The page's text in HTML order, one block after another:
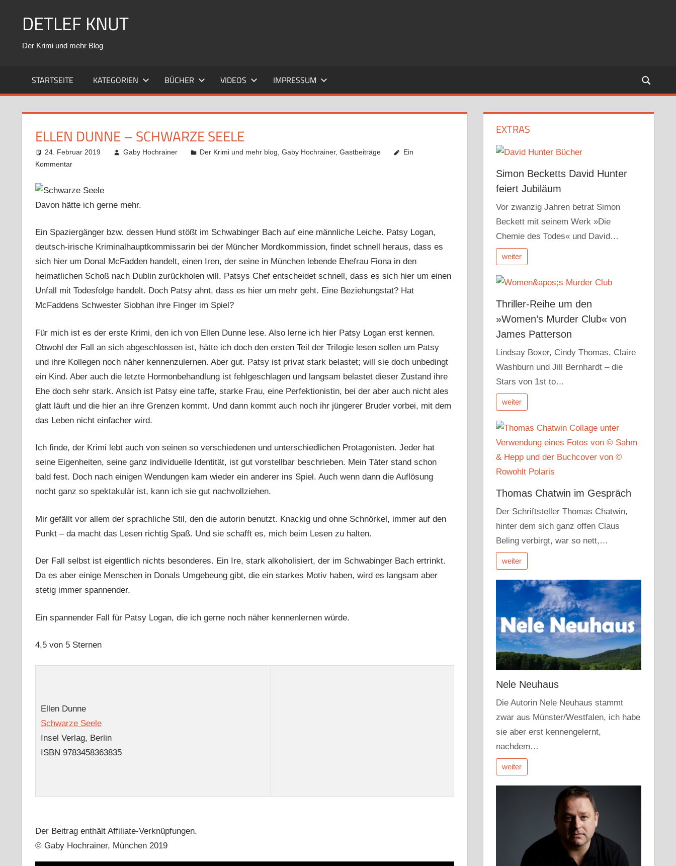
DETLEF KNUT
Der Krimi und mehr Blog
STARTSEITE KATEGORIEN BÜCHER VIDEOS IMPRESSUM
ELLEN DUNNE – SCHWARZE SEELE
24. Februar 2019 Gaby Hochrainer Der Krimi und mehr blog ,Gaby Hochrainer,Gastbeiträge
Ein
Kommentar
Davon hätte ich gerne mehr.
Ein Spaziergänger bzw. dessen Hund stößt im Schwabinger Bach auf eine männliche Leiche. Patsy Logan,
deutsch-irische Kriminalhauptkommissarin bei der Müncher Mordkommission, findet schnell heraus, dass es
sich hier um Donal McFadden handelt, einen Iren, der seine in München lebende Ehefrau Fiona in den
heimatlichen Schoß nach Dublin zurückholen will. Patsys Chef entscheidet schnell, dass es sich hier um einen
Unfall mit Todesfolge handelt. Doch Patsy ahnt, dass es hier um mehr geht. Eine Beziehungstat? Hat
McFaddens Schwester Siobhan ihre Finger im Spiel?
Für mich ist es der erste Krimi, den ich von Ellen Dunne lese. Also lerne ich hier Patsy Logan erst kennen.
Obwohl der Fall an sich abgeschlossen ist, hätte ich doch den ersten Teil der Trilogie lesen sollen um Patsy
und ihre Kollegen noch näher kennenzulernen. Aber gut. Patsy ist privat stark belastet; will sie doch unbedingt
ein Kind. Aber auch die letzte Hormonbehandlung ist fehlgeschlagen und langsam belastet dieser Zustand ihre
Ehe doch sehr stark. Ansich ist Patsy eine taffe, starke Frau, eine Perfektionistin, bei der aber auch nicht ales
glatt läuft und die hier an ihre Grenzen kommt. Und dann kommt auch noch ihr jüngerer Bruder vorbei, mit dem
das Leben nicht einfacher wird.
Ich finde, der Krimi lebt auch von seinen so verschiedenen und unterschiedlichen Protagonisten. Jeder hat
seine Eigenheiten, seine ganz individuelle Identität, ist gut vorstellbar beschrieben. Mein Täter stand schon
bald fest. Doch nach einigen Wendungen kam wieder ein anderer ins Spiel. Auch wenn dann die Auflösung
nocht ganz so spektakulär ist, kann ich sie gut nachvollziehen.
Mir gefällt vor allem der sprachliche Stil, den die autorin benutzt. Knackig und ohne Schnörkel, immer auf den
Punkt – da macht das Lesen richtig Spaß. Und sie schafft es, mich beim Lesen zu halten.
Der Fall selbst ist eigentlich nichts besonderes. Ein Ire, stark alkoholisiert, der im Schwabinger Bach ertrinkt.
Da es aber einige Menschen in Donals Umgebeung gibt, die ein starkes Motiv haben, wird es langsam aber
stetig immer spannender.
Ein spannender Fall für Patsy Logan, die ich gerne noch näher kennenlernen würde.
4,5 von 5 Sternen
Ellen Dunne
Schwarze Seele
Insel Verlag, Berlin
ISBN 9783458363835
Der Beitrag enthält Affiliate-Verknüpfungen.
© Gaby Hochrainer, München 2019
EXTRAS
Simon Becketts David Hunter
feiert Jubiläum
Vor zwanzig Jahren betrat Simon
Beckett mit seinem Werk »Die
Chemie des Todes« und David…
weiter
Thriller-Reihe um den
»Women’s Murder Club« von
James Patterson
Lindsay Boxer, Cindy Thomas, Claire
Washburn und Jill Bernhardt – die
Stars von 1st to…
weiter
Thomas Chatwin im Gespräch
Der Schriftsteller Thomas Chatwin,
hinter dem sich ganz offen Claus
Beling verbirgt, war so nett,…
weiter
Nele Neuhaus
Die Autorin Nele Neuhaus stammt
zwar aus Münster/Westfalen, ich habe
sie aber erst kennengelernt,
nachdem…
weiter